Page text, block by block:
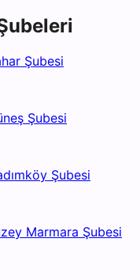
Şubesi
Şubesi
Şubesi
Marmara Şubesi